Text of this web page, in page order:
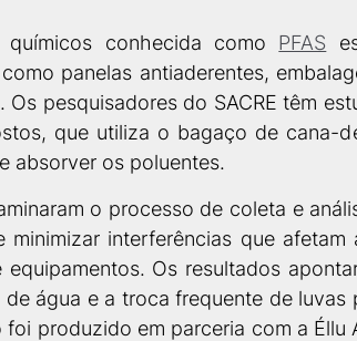
conhecida como PFAS
panelas antiaderentes,
pesquisadores do SACRE têm
que utiliza o bagaço de cana-
absorver os poluentes.
o processo de coleta e
interferências que afetam
Os resultados
água e a troca frequente de luvas
produzido em parceria com a Éllu